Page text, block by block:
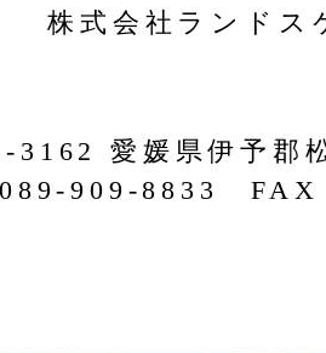
3162 愛媛県伊予郡
909-8833 FAX
株式会社ランドス